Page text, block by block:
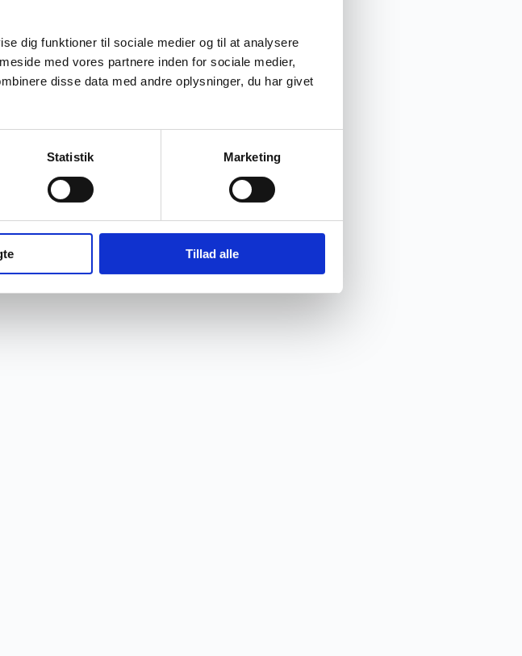
dig funktioner til sociale medier og til at analysere
med vores partnere inden for sociale medier,
disse data med andre oplysninger, du har givet
Statistik Marketing
Tillad alle